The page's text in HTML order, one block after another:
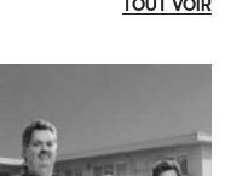
Legault
!
TOUT VOIR